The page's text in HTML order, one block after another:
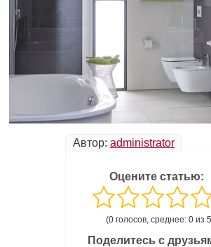
Автор: administrator
Оцените статью:
(0 голосов, среднее: 0 из
Поделитесь с